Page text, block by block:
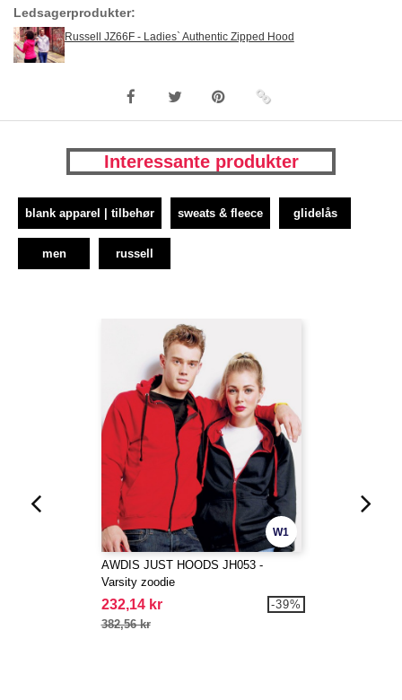
Ledsagerprodukter:
Russell JZ66F - Ladies` Authentic Zipped Hood
Interessante produkter
blank apparel | tilbehør sweats & fleece glidelås
men russell
W1
AWDIS JUST HOODS JH053 -
Varsity zoodie
232,14 kr
382,56 kr
-39%